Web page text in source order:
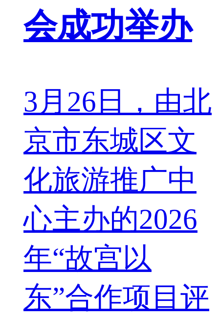
会成功举办
3月26日，由北
京市东城区文
化旅游推广中
心主办的2026
年“故宫以
东”合作项目评